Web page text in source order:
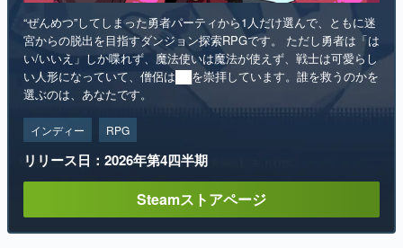
運営：株式会社マレ
“ぜんめつ”してしまった勇者パーティから1人だけ選んで、ともに迷
宮からの脱出を目指すダンジョン探索RPGです。 ただし勇者は「は
い/いいえ」しか喋れず、魔法使いは魔法が使えず、戦士は可愛らし
い人形になっていて、僧侶は██を崇拝しています。誰を救うのかを
選ぶのは、あなたです。
インディー RPG
リリース日：2026年第4四半期
Steamストアページ